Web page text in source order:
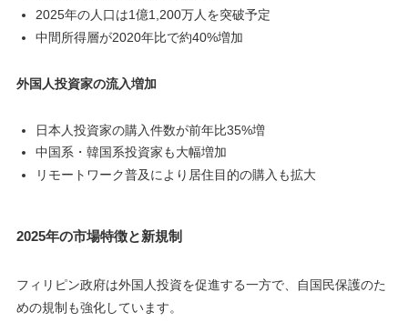
2025年の人口は1億1,200万人を突破予定
中間所得層が2020年比で約40%増加
外国人投資家の流入増加
日本人投資家の購入件数が前年比35%増
中国系・韓国系投資家も大幅増加
リモートワーク普及により居住目的の購入も拡大
2025年の市場特徴と新規制
フィリピン政府は外国人投資を促進する一方で、自国民保護のた
めの規制も強化しています。